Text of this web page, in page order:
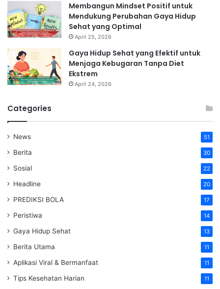
Membangun Mindset Positif untuk
Mendukung Perubahan Gaya Hidup
Sehat yang Optimal
April 25, 2026
Gaya Hidup Sehat yang Efektif untuk
Menjaga Kebugaran Tanpa Diet
Ekstrem
April 24, 2026
Categories
News 51
Berita 30
Sosial 22
Headline 20
PREDIKSI BOLA 17
Peristiwa 14
Gaya Hidup Sehat 13
Berita Utama 11
Aplikasi Viral & Bermanfaat 11
Tips Kesehatan Harian 11